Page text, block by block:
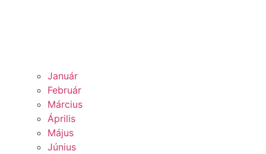
Január
Február
Március
Április
Május
Június